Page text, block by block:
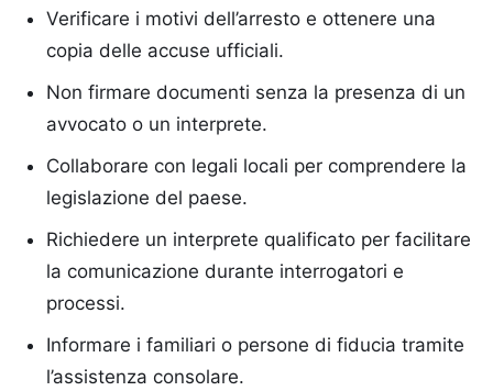
Verificare i motivi dell’arresto e ottenere una
copia delle accuse ufficiali.
Non firmare documenti senza la presenza di un
avvocato o un interprete.
Collaborare con legali locali per comprendere la
legislazione del paese.
Richiedere un interprete qualificato per facilitare
la comunicazione durante interrogatori e
processi.
Informare i familiari o persone di fiducia tramite
l’assistenza consolare.